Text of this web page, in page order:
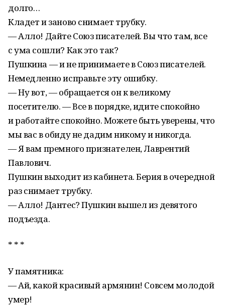
долго…
Кладет и заново снимает трубку.
— Алло! Дайте Союз писателей. Вы что там, все
с ума сошли? Как это так?
Пушкина — и не принимаете в Союз писателей.
Немедленно исправьте эту ошибку.
— Ну вот, — обращается он к великому
посетителю. — Все в порядке, идите спокойно
и работайте спокойно. Можете быть уверены, что
мы вас в обиду не дадим никому и никогда.
— Я вам премного признателен, Лаврентий
Павлович.
Пушкин выходит из кабинета. Берия в очередной
раз снимает трубку.
— Алло! Дантес? Пушкин вышел из девятого
подъезда.
* * *
У памятника:
— Ай, какой красивый армянин! Совсем молодой
умер!